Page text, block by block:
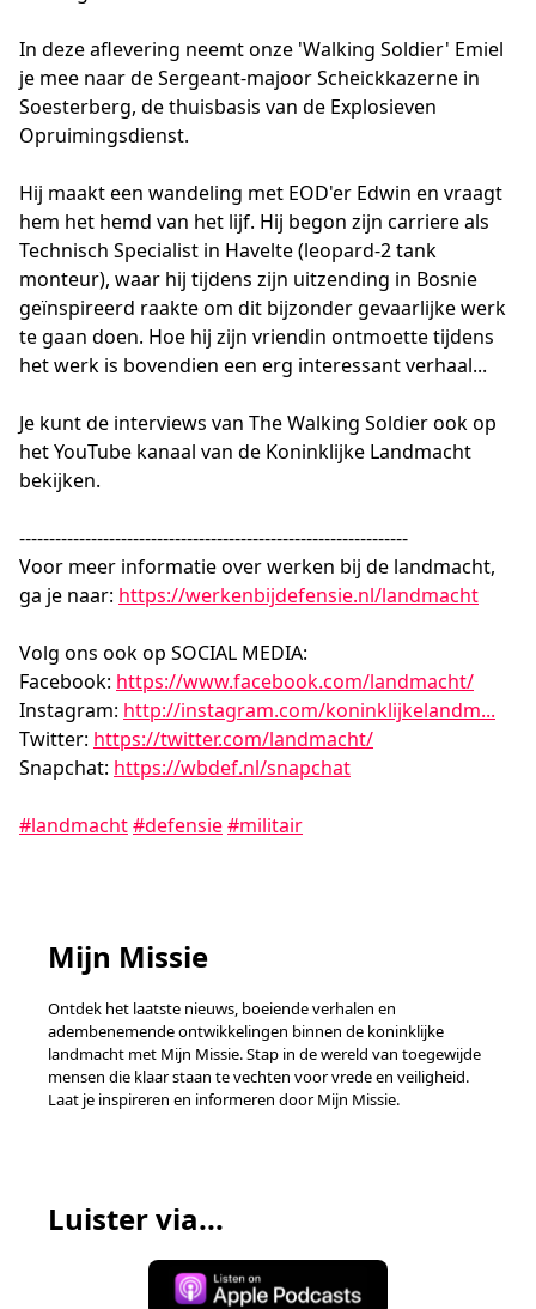
In deze aflevering neemt onze 'Walking Soldier' Emiel
je mee naar de Sergeant-majoor Scheickkazerne in
Soesterberg, de thuisbasis van de Explosieven
Opruimingsdienst.
Hij maakt een wandeling met EOD'er Edwin en vraagt
hem het hemd van het lijf. Hij begon zijn carriere als
Technisch Specialist in Havelte (leopard-2 tank
monteur), waar hij tijdens zijn uitzending in Bosnie
geïnspireerd raakte om dit bijzonder gevaarlijke werk
te gaan doen. Hoe hij zijn vriendin ontmoette tijdens
het werk is bovendien een erg interessant verhaal...
Je kunt de interviews van The Walking Soldier ook op
het YouTube kanaal van de Koninklijke Landmacht
bekijken.
-----------------------------------------------------------------
Voor meer informatie over werken bij de landmacht,
ga je naar: https://werkenbijdefensie.nl/landmacht
Volg ons ook op SOCIAL MEDIA:
Facebook: https://www.facebook.com/landmacht/
Instagram: http://instagram.com/koninklijkelandm...
Twitter: https://twitter.com/landmacht/
Snapchat: https://wbdef.nl/snapchat
#landmacht#defensie#militair
Mijn Missie
Ontdek het laatste nieuws, boeiende verhalen en
adembenemende ontwikkelingen binnen de koninklijke
landmacht met Mijn Missie. Stap in de wereld van toegewijde
mensen die klaar staan te vechten voor vrede en veiligheid.
Laat je inspireren en informeren door Mijn Missie.
Luister via...